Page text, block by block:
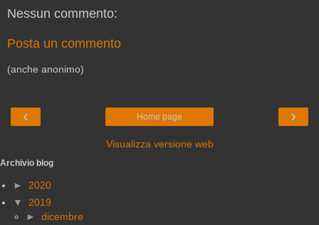
Nessun commento:
Posta un commento
(anche anonimo)
‹ ›
Home page
Visualizza versione web
Archivio blog
► 2020
▼ 2019
► dicembre